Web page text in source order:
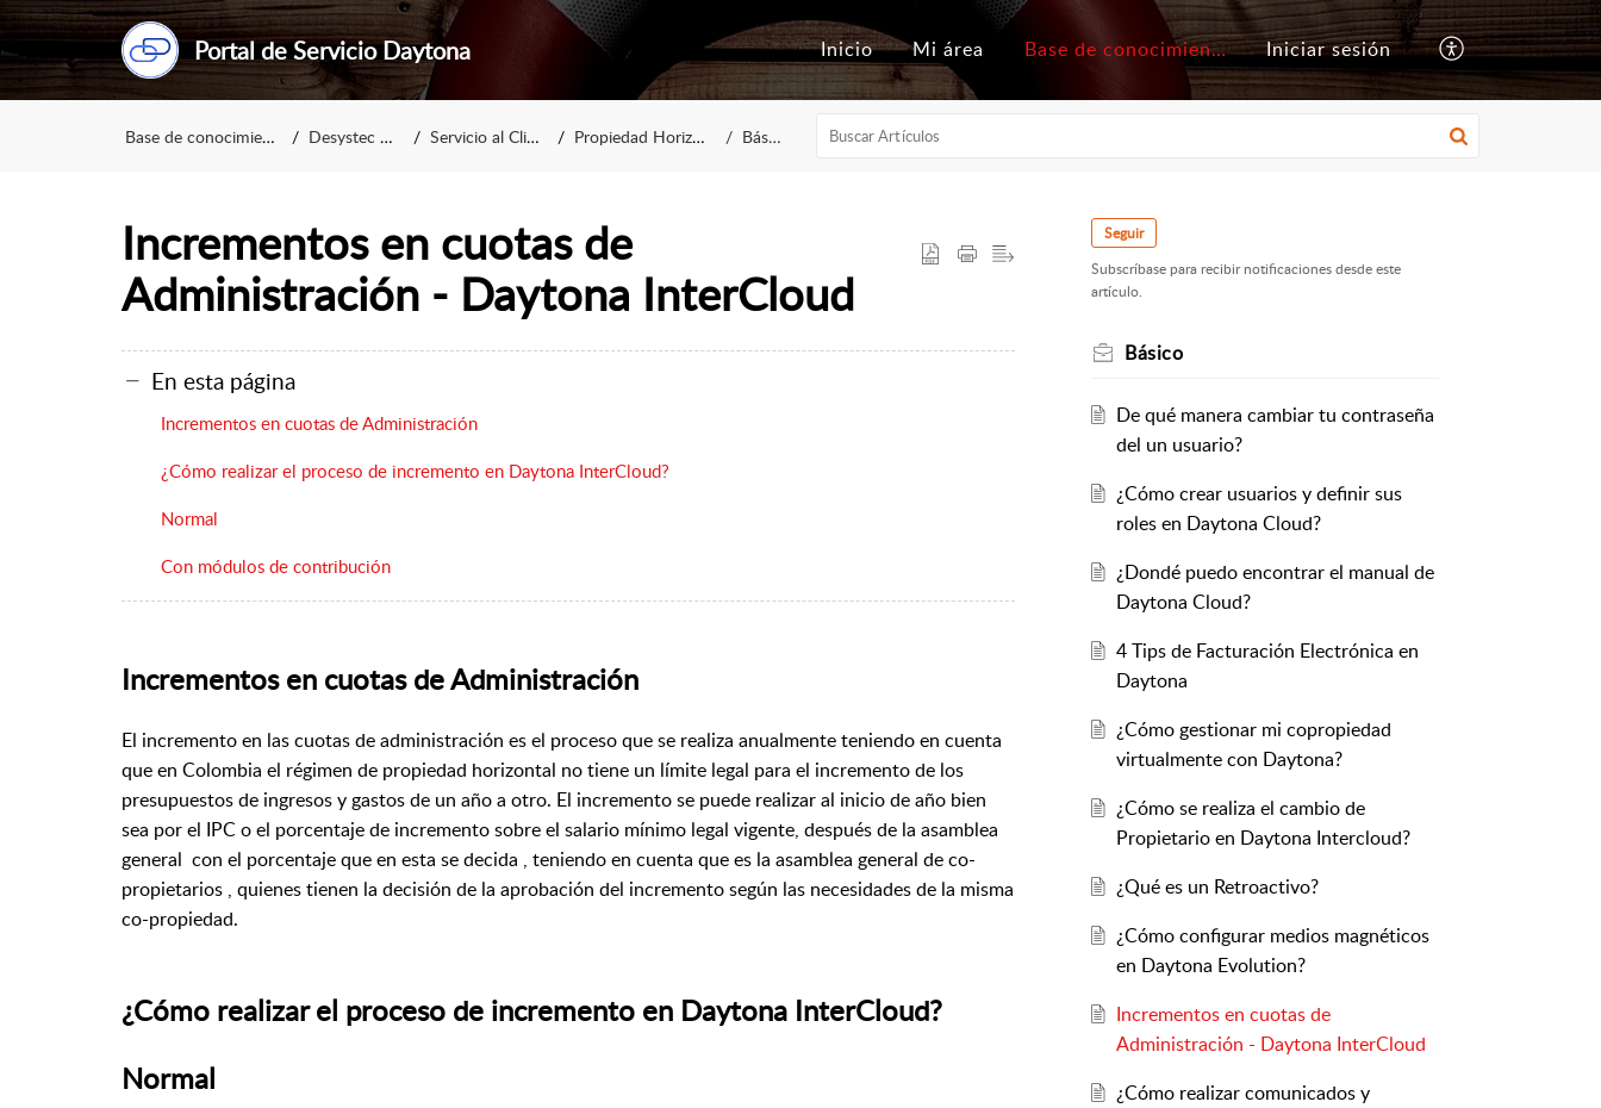
Portal de Servicio Daytona Inicio Mi área Base de conocimientos Iniciar sesión
Base de conocimientos Desystec SAS Servicio al Cliente Propiedad Horizontal Básico
Incrementos en cuotas de
Administración - Daytona InterCloud
En esta página
Incrementos en cuotas de Administración
¿Cómo realizar el proceso de incremento en Daytona InterCloud?
Normal
Con módulos de contribución
Incrementos en cuotas de Administración
El incremento en las cuotas de administración es el proceso que se realiza anualmente teniendo en cuenta
que en Colombia el régimen de propiedad horizontal no tiene un límite legal para el incremento de los
presupuestos de ingresos y gastos de un año a otro. El incremento se puede realizar al inicio de año bien
sea por el IPC o el porcentaje de incremento sobre el salario mínimo legal vigente, después de la asamblea
general con el porcentaje que en esta se decida , teniendo en cuenta que es la asamblea general de co-
propietarios , quienes tienen la decisión de la aprobación del incremento según las necesidades de la misma
co-propiedad.
¿Cómo realizar el proceso de incremento en Daytona InterCloud?
Normal
Seguir
Subscríbase para recibir notificaciones desde este
artículo.
Básico
De qué manera cambiar tu contraseña
del un usuario?
¿Cómo crear usuarios y definir sus
roles en Daytona Cloud?
¿Dondé puedo encontrar el manual de
Daytona Cloud?
4 Tips de Facturación Electrónica en
Daytona
¿Cómo gestionar mi copropiedad
virtualmente con Daytona?
¿Cómo se realiza el cambio de
Propietario en Daytona Intercloud?
¿Qué es un Retroactivo?
¿Cómo configurar medios magnéticos
en Daytona Evolution?
Incrementos en cuotas de
Administración - Daytona InterCloud
¿Cómo realizar comunicados y